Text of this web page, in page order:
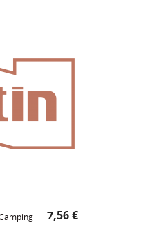
Prix
7,56 €